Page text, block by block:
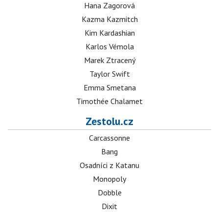
Hana Zagorová
Kazma Kazmitch
Kim Kardashian
Karlos Vémola
Marek Ztracený
Taylor Swift
Emma Smetana
Timothée Chalamet
Zestolu.cz
Carcassonne
Bang
Osadníci z Katanu
Monopoly
Dobble
Dixit